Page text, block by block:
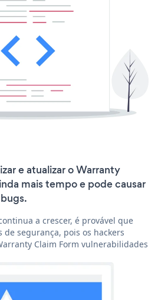
e atualizar o Warranty
mais tempo e pode causar
a crescer, é provável que
segurança, pois os hackers
Claim Form vulnerabilidades